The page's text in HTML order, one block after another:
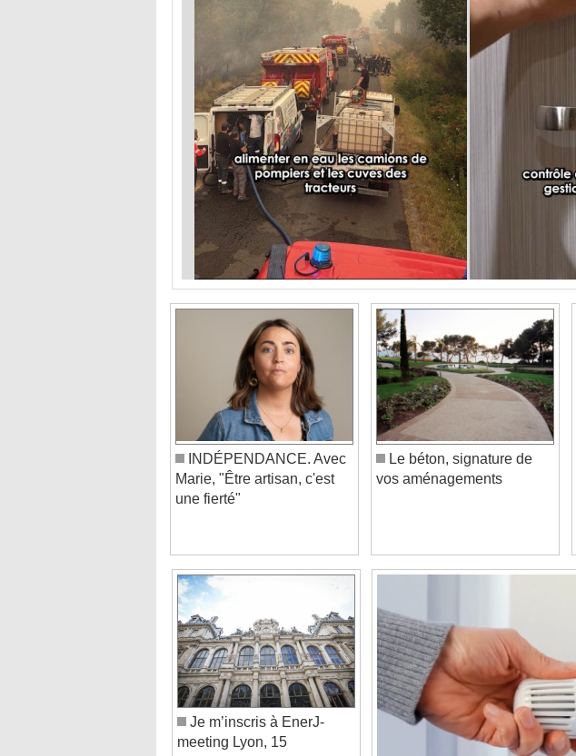
INDÉPENDANCE. Avec
Marie, "Être artisan, c'est
une fierté"
Le béton, signature de
vos aménagements
Je m’inscris à EnerJ-
meeting Lyon, 15
septembre 2026